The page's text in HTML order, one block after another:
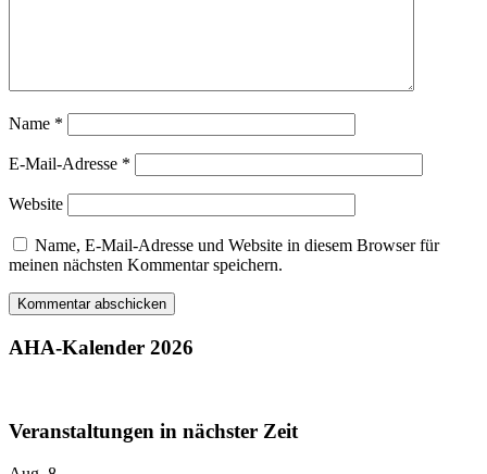
Name *
E-Mail-Adresse *
Website
Name, E-Mail-Adresse und Website in diesem Browser für
meinen nächsten Kommentar speichern.
AHA-Kalender 2026
Veranstaltungen in nächster Zeit